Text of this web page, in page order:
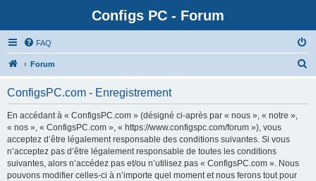
Configs PC - Forum
FAQ
Forum
ConfigsPC.com - Enregistrement
En accédant à « ConfigsPC.com » (désigné ci-après par « nous », « notre »,
« nos », « ConfigsPC.com », « https://www.configspc.com/forum »), vous
acceptez d’être légalement responsable des conditions suivantes. Si vous
n’acceptez pas d’être légalement responsable de toutes les conditions
suivantes, alors n’accédez pas et/ou n’utilisez pas « ConfigsPC.com ». Nous
pouvons modifier celles-ci à n’importe quel moment et nous ferons tout pour